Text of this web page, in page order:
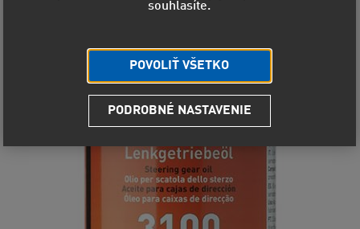
souhlasíte.
POVOLIŤ VŠETKO
PODROBNÉ NASTAVENIE